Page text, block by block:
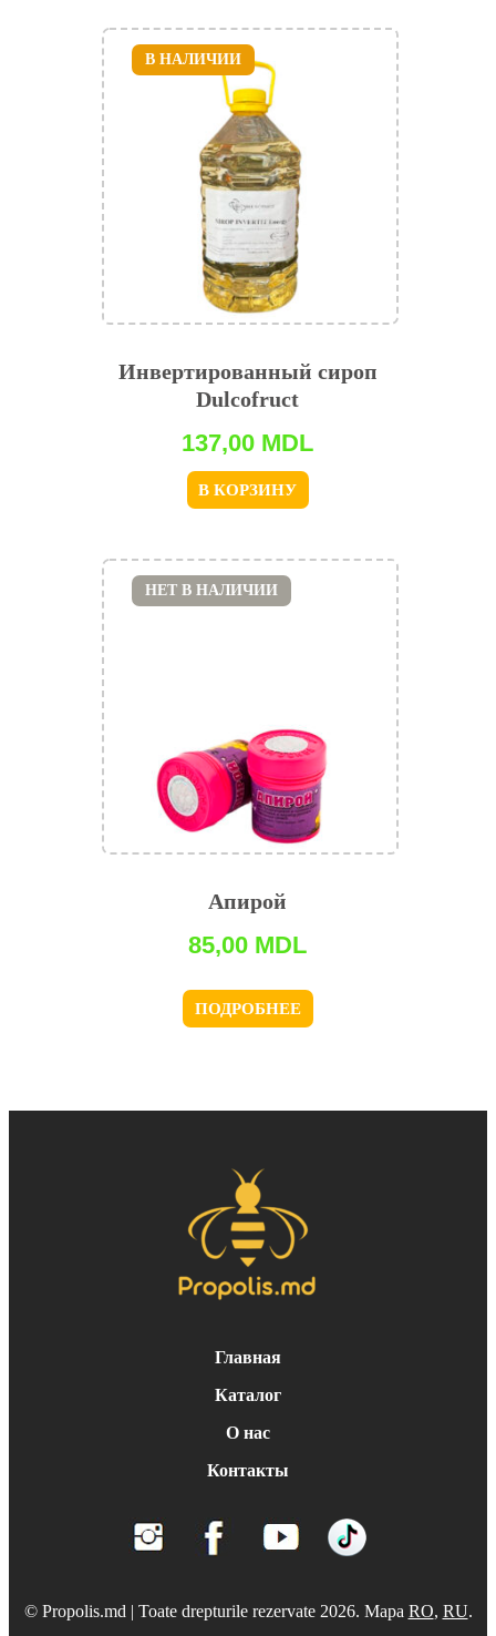
Инвертированный сироп
Dulcofruct
137,00 MDL
В КОРЗИНУ
В НАЛИЧИИ
Апирой
85,00 MDL
ПОДРОБНЕЕ
НЕТ В НАЛИЧИИ
Главная
Каталог
О нас
Контакты
© Propolis.md | Toate drepturile rezervate 2026. Mapa RO, RU.